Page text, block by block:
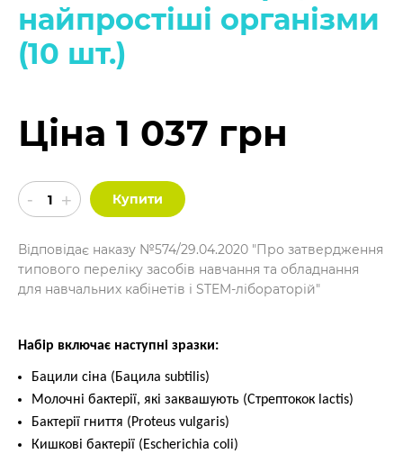
найпростіші організми
(10 шт.)
Ціна 1 037 грн
Купити
Відповідає наказу №574/29.04.2020 "Про затвердження
типового переліку засобів навчання та обладнання
для навчальних кабінетів і STEM-лібораторій"
Набір включає наступні зразки:
Бацили сіна (Бацила subtilis)
Молочні бактерії, які заквашують (Стрептокок lactis)
Бактерії гниття (Proteus vulgaris)
Кишкові бактерії (Escherichia coli)